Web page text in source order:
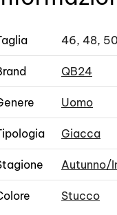
46, 48,
QB24
Uomo
Giacca
Autunno/
Stucco